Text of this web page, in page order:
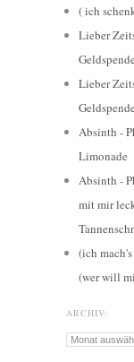
( ich
Lieber
Lieber
Absinth -
Limonade
Absinth -
mit mir
(ich
(wer will
ARCHIV:
Archiv: